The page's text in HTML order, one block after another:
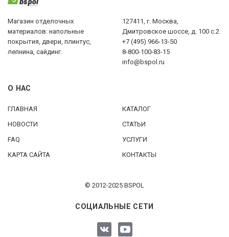
Магазин отделочных
материалов: напольные
покрытия, двери, плинтус,
лепнина, сайдинг.
127411, г. Москва,
Дмитровское шоссе, д. 100 с.2
+7 (495) 966-13-50
8-800-100-83-15
info@bspol.ru
О НАС
ГЛАВНАЯ
КАТАЛОГ
НОВОСТИ
СТАТЬИ
FAQ
УСЛУГИ
КАРТА САЙТА
КОНТАКТЫ
© 2012-2025 BSPOL
СОЦИАЛЬНЫЕ СЕТИ